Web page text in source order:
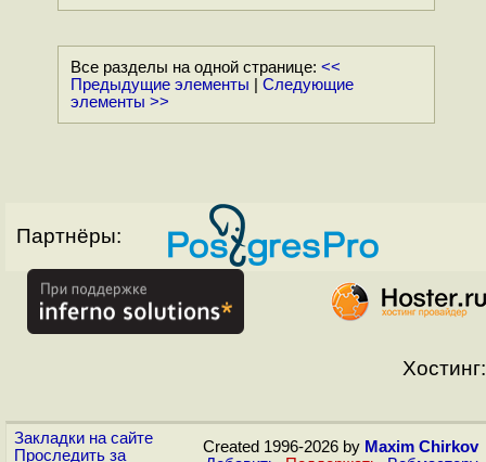
Все разделы на одной странице: <<
Предыдущие элементы
Следующие
элементы >>
Партнёры:
Хостинг:
Закладки на сайте
Проследить за
Created 1996-2026 by Maxim Chirkov